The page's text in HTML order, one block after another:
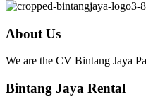
About Us
We are the CV Bintang Jaya
Bintang Jaya Rental